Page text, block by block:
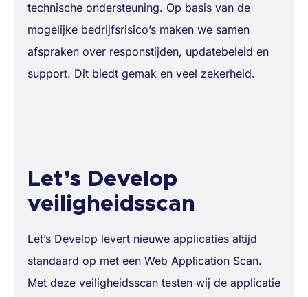
technische ondersteuning. Op basis van de
mogelijke bedrijfsrisico’s maken we samen
afspraken over responstijden, updatebeleid en
support. Dit biedt gemak en veel zekerheid.
Let’s Develop
veiligheidsscan
Let’s Develop levert nieuwe applicaties altijd
standaard op met een Web Application Scan.
Met deze veiligheidsscan testen wij de applicatie